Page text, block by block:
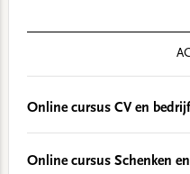
Online cursus CV en
Online cursus Schenken